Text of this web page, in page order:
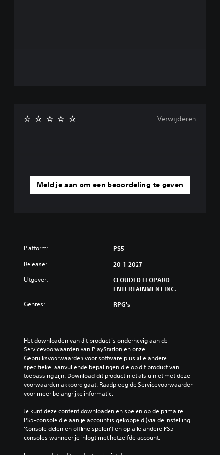
Meld je aan om een beoordeling te geven
Verwijderen
Platform: PS5
Release: 20-1-2027
Uitgever:
CLOUDED LEOPARD
ENTERTAINMENT INC.
Genres: RPG's
Het downloaden van dit product is onderhevig aan de
Servicevoorwaarden van PlayStation en onze
Gebruiksvoorwaarden voor software plus alle andere
specifieke, aanvullende bepalingen die op dit product van
toepassing zijn. Download dit product niet als u niet met deze
voorwaarden akkoord gaat. Raadpleeg de Servicevoorwaarden
voor meer belangrijke informatie.
Je kunt deze content downloaden en spelen op de primaire
PS5-console die aan je account is gekoppeld (via de instelling
'Console delen en offline spelen') en op alle andere PS5-
consoles wanneer je inlogt met hetzelfde account.